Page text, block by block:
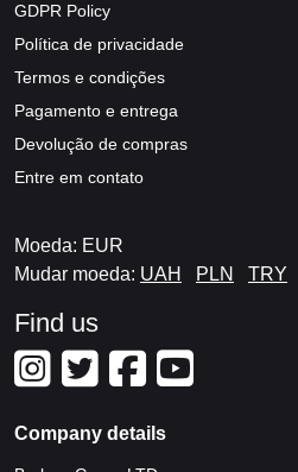
GDPR Policy
Política de privacidade
Termos e condições
Pagamento e entrega
Devolução de compras
Entre em contato
Moeda: EUR
Mudar moeda: UAH PLN TRY
Find us
Company details